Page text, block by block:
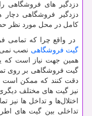
دزدگیر های فروشگاهی
دزدگیر فروشگاهی
کامل در محل مورد نظر
در واقع چرا که تمامی
گیت فروشگاهی نصب نمی
همین جهت نیاز است که
گیت فروشگاهی بر روی
دقت کنند که ممکن است
نیز گیت های مختلف
اختلال‌ها و تداخل ها نیز
تداخلی بین گیت های